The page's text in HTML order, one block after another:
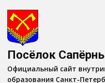
Цвет:A
Посёлок
Официальный сайт
образования Санкт-